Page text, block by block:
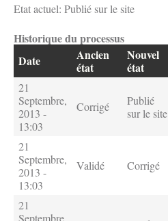
Etat actuel: Publié sur le site
Historique du processus
Date
Ancien
état
Nouvel
état
21
Septembre,
2013 -
13:03
Corrigé
Publié
sur le site
21
Septembre,
2013 -
13:03
Validé Corrigé
21
Septembre,